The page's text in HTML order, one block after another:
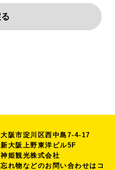
大阪市淀川区西中島7-4-17
新大阪上野東洋ビル5F
神姫観光株式会社
忘れ物などのお問い合わせは コ